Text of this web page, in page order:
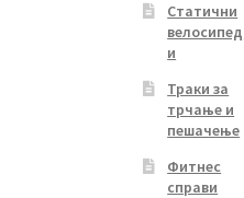
Статични
велосипед
и
Траки за
трчање и
пешачење
Фитнес
справи